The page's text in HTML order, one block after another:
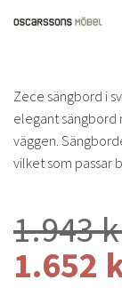
Zece sängbord i
elegant sängbord
väggen.
vilket som passar
1.943
1.652